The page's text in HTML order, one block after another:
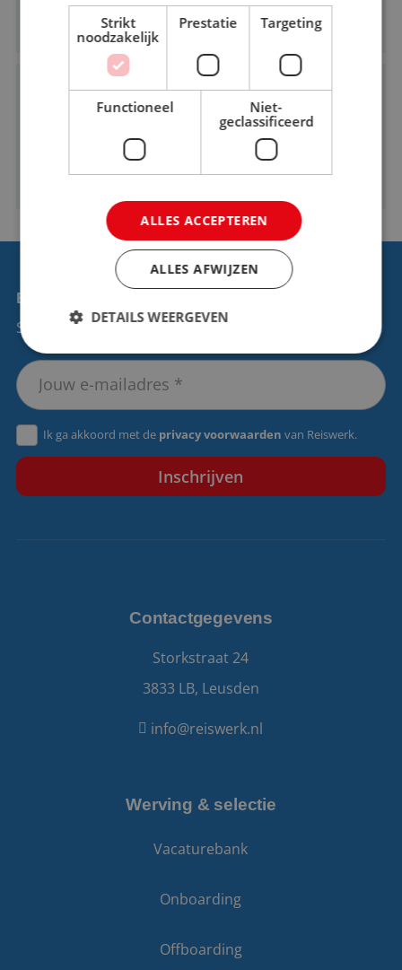
CONTACT
BLIJF OP DE HOOGTE!
Schrijf je dan direct in voor de nieuwsbrief.
Ik ga akkoord met de privacy voorwaarden van Reiswerk.
Contactgegevens
Storkstraat 24
3833 LB, Leusden
info@reiswerk.nl
Werving & selectie
Vacaturebank
Onboarding
Offboarding
Strikt
noodzakelijk
Prestatie Targeting
Functioneel
Niet-
geclassificeerd
ALLES ACCEPTEREN
ALLES AFWIJZEN
DETAILS WEERGEVEN
Strikt noodzakelijk
Functioneel
Niet-geclassificeerd
gebruikersaanmelding en accountbeheer. De
website kan niet goed worden gebruikt zonder de
Corporation